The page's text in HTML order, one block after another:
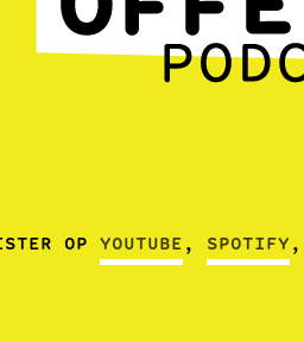
OP YOUTUBE , SPOTIFY ,